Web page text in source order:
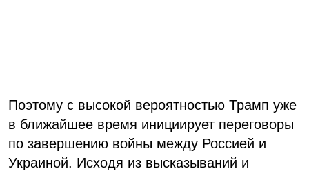
Поэтому с высокой вероятностью Трамп уже
в ближайшее время инициирует переговоры
по завершению войны между Россией и
Украиной. Исходя из высказываний и